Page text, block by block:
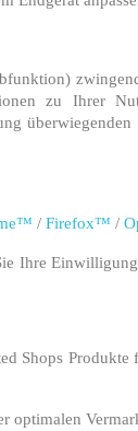
zu Ihrer
überwiegenden
/ Firefox™ /
Ihre
Shops
optimalen